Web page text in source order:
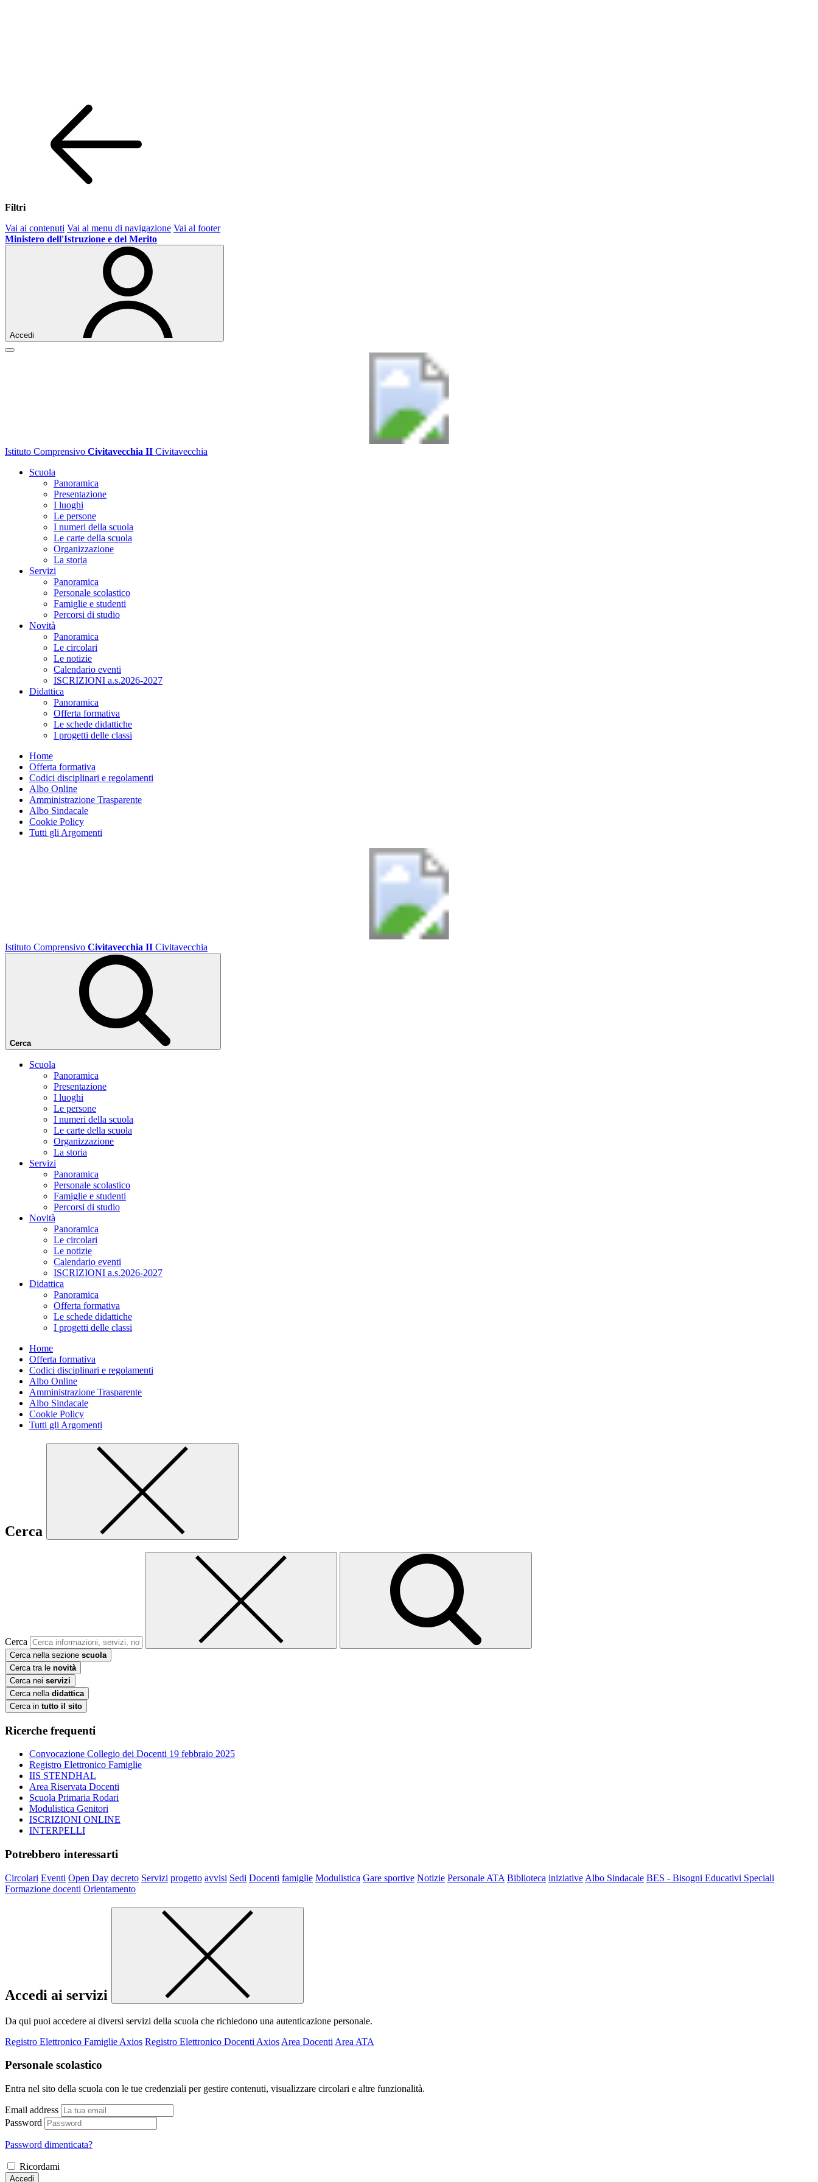
Filtri
Vai ai contenuti Vai al menu di navigazione Vai al footer
Ministero dell'Istruzione e del Merito
Accedi
Istituto Comprensivo Civitavecchia II Civitavecchia
Scuola
Panoramica
Presentazione
I luoghi
Le persone
I numeri della scuola
Le carte della scuola
Organizzazione
La storia
Servizi
Panoramica
Personale scolastico
Famiglie e studenti
Percorsi di studio
Novità
Panoramica
Le circolari
Le notizie
Calendario eventi
ISCRIZIONI a.s.2026-2027
Didattica
Panoramica
Offerta formativa
Le schede didattiche
I progetti delle classi
Home
Offerta formativa
Codici disciplinari e regolamenti
Albo Online
Amministrazione Trasparente
Albo Sindacale
Cookie Policy
Tutti gli Argomenti
Istituto Comprensivo Civitavecchia II Civitavecchia
Cerca
Scuola
Panoramica
Presentazione
I luoghi
Le persone
I numeri della scuola
Le carte della scuola
Organizzazione
La storia
Servizi
Panoramica
Personale scolastico
Famiglie e studenti
Percorsi di studio
Novità
Panoramica
Le circolari
Le notizie
Calendario eventi
ISCRIZIONI a.s.2026-2027
Didattica
Panoramica
Offerta formativa
Le schede didattiche
I progetti delle classi
Home
Offerta formativa
Codici disciplinari e regolamenti
Albo Online
Amministrazione Trasparente
Albo Sindacale
Cookie Policy
Tutti gli Argomenti
Cerca
Cerca
Cerca nella sezione scuola
Cerca tra le novità
Cerca nei servizi
Cerca nella didattica
Cerca in tutto il sito
Ricerche frequenti
Convocazione Collegio dei Docenti 19 febbraio 2025
Registro Elettronico Famiglie
IIS STENDHAL
Area Riservata Docenti
Scuola Primaria Rodari
Modulistica Genitori
ISCRIZIONI ONLINE
INTERPELLI
Potrebbero interessarti
Circolari Eventi Open Day decreto Servizi progetto avvisi Sedi Docenti famiglie Modulistica Gare sportive Notizie Personale ATA Biblioteca iniziative Albo Sindacale BES - Bisogni Educativi Speciali
Formazione docenti Orientamento
Accedi ai servizi
Da qui puoi accedere ai diversi servizi della scuola che richiedono una autenticazione personale.
Registro Elettronico Famiglie Axios Registro Elettronico Docenti Axios Area Docenti Area ATA
Personale scolastico
Entra nel sito della scuola con le tue credenziali per gestire contenuti, visualizzare circolari e altre funzionalità.
Email address
Password
Password dimenticata?
Ricordami
Accedi